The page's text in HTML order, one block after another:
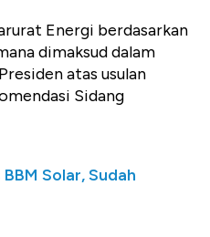
Energi berdasarkan
dimaksud dalam
atas usulan
Sidang
Solar, Sudah